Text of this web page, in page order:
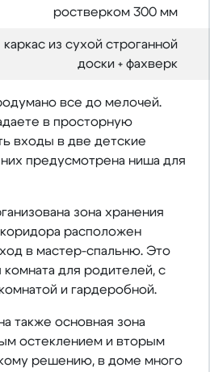
ростверком 300 мм
каркас из сухой строганной
доски + фахверк
все до мелочей.
в просторную
входы в две детские
предусмотрена ниша для
зона хранения
расположен
в мастер-спальню. Это
для родителей, с
и гардеробной.
также основная зона
остеклением и вторым
решению, в доме много